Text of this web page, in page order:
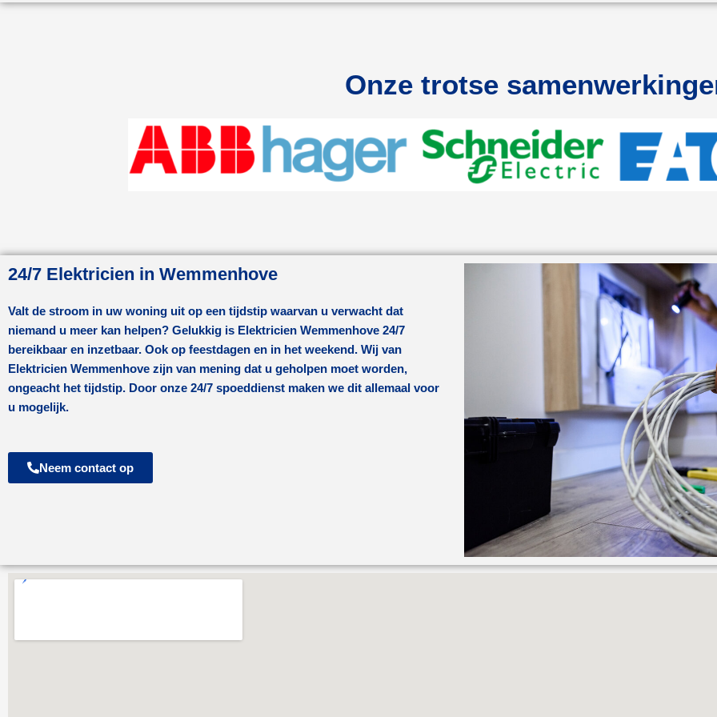
Onze trotse
24/7 Elektricien in Wemmenhove
Valt de stroom in uw woning uit op een tijdstip waarvan u verwacht dat
niemand u meer kan helpen? Gelukkig is Elektricien Wemmenhove 24/7
bereikbaar en inzetbaar. Ook op feestdagen en in het weekend. Wij van
Elektricien Wemmenhove zijn van mening dat u geholpen moet worden,
ongeacht het tijdstip. Door onze 24/7 spoeddienst maken we dit allemaal voor
u mogelijk.
Neem contact op